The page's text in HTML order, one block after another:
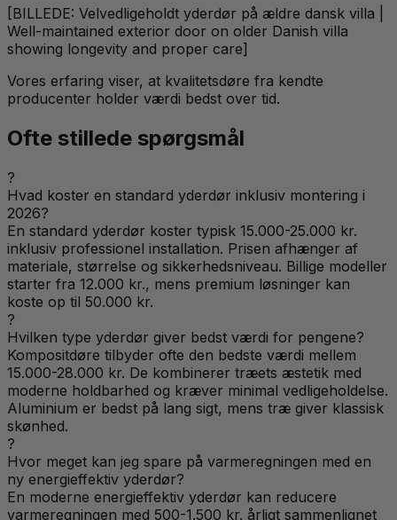
[BILLEDE: Velvedligeholdt yderdør på ældre dansk villa |
Well-maintained exterior door on older Danish villa
showing longevity and proper care]
Vores erfaring viser, at kvalitetsdøre fra kendte
producenter holder værdi bedst over tid.
Ofte stillede spørgsmål
?
Hvad koster en standard yderdør inklusiv montering i
2026?
En standard yderdør koster typisk 15.000-25.000 kr.
inklusiv professionel installation. Prisen afhænger af
materiale, størrelse og sikkerhedsniveau. Billige modeller
starter fra 12.000 kr., mens premium løsninger kan
koste op til 50.000 kr.
?
Hvilken type yderdør giver bedst værdi for pengene?
Kompositdøre tilbyder ofte den bedste værdi mellem
15.000-28.000 kr. De kombinerer træets æstetik med
moderne holdbarhed og kræver minimal vedligeholdelse.
Aluminium er bedst på lang sigt, mens træ giver klassisk
skønhed.
?
Hvor meget kan jeg spare på varmeregningen med en
ny energieffektiv yderdør?
En moderne energieffektiv yderdør kan reducere
varmeregningen med 500-1.500 kr. årligt sammenlignet